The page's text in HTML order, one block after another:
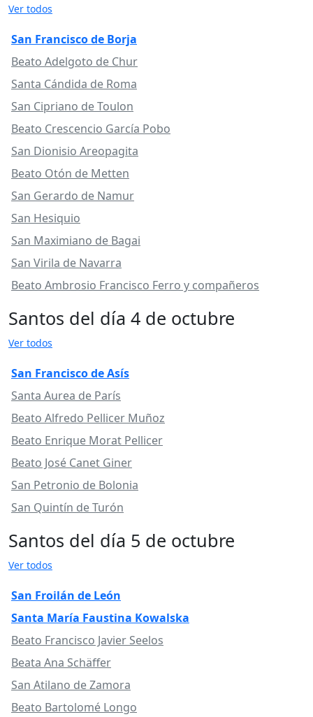
Ver todos
San Francisco de Borja
Beato Adelgoto de Chur
Santa Cándida de Roma
San Cipriano de Toulon
Beato Crescencio García Pobo
San Dionisio Areopagita
Beato Otón de Metten
San Gerardo de Namur
San Hesiquio
San Maximiano de Bagai
San Virila de Navarra
Beato Ambrosio Francisco Ferro y compañeros
Santos del día 4 de octubre
Ver todos
San Francisco de Asís
Santa Aurea de París
Beato Alfredo Pellicer Muñoz
Beato Enrique Morat Pellicer
Beato José Canet Giner
San Petronio de Bolonia
San Quintín de Turón
Santos del día 5 de octubre
Ver todos
San Froilán de León
Santa María Faustina Kowalska
Beato Francisco Javier Seelos
Beata Ana Schäffer
San Atilano de Zamora
Beato Bartolomé Longo